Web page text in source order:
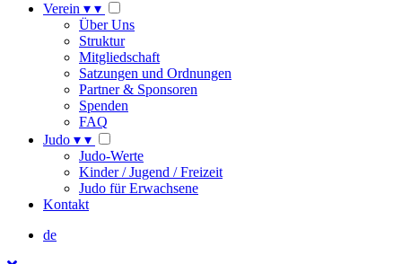
Verein ▾ ▾
Über Uns
Struktur
Mitgliedschaft
Satzungen und Ordnungen
Partner & Sponsoren
Spenden
FAQ
Judo ▾ ▾
Judo-Werte
Kinder / Jugend / Freizeit
Judo für Erwachsene
Kontakt
de